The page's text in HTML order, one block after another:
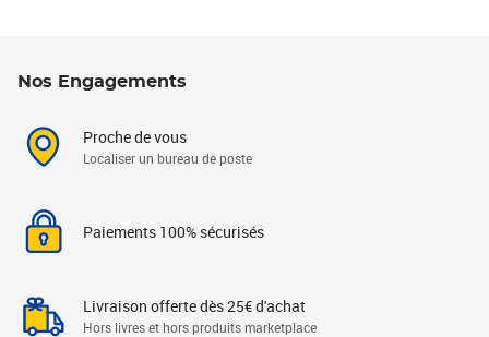
Nos Engagements
Proche de vous
Localiser un bureau de poste
Paiements 100% sécurisés
Livraison offerte dès 25€ d'achat
Hors livres et hors produits marketplace